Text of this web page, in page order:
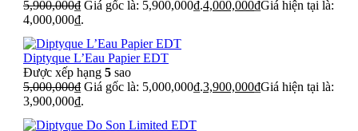
5,900,000₫ Giá gốc là: 5,900,000₫.4,000,000₫Giá hiện tại là:
4,000,000₫.
Diptyque L’Eau Papier EDT
Được xếp hạng 5 sao
5,000,000₫ Giá gốc là: 5,000,000₫.3,900,000₫Giá hiện tại là:
3,900,000₫.